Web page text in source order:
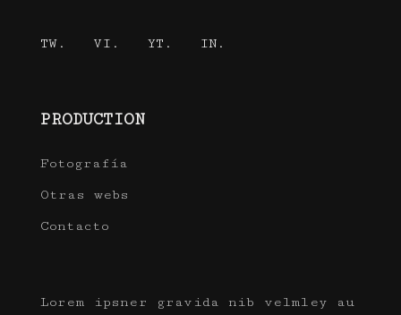
TW. VI. YT. IN.
PRODUCTION
Fotografía
Otras webs
Contacto
Lorem ipsner gravida nib velmley au